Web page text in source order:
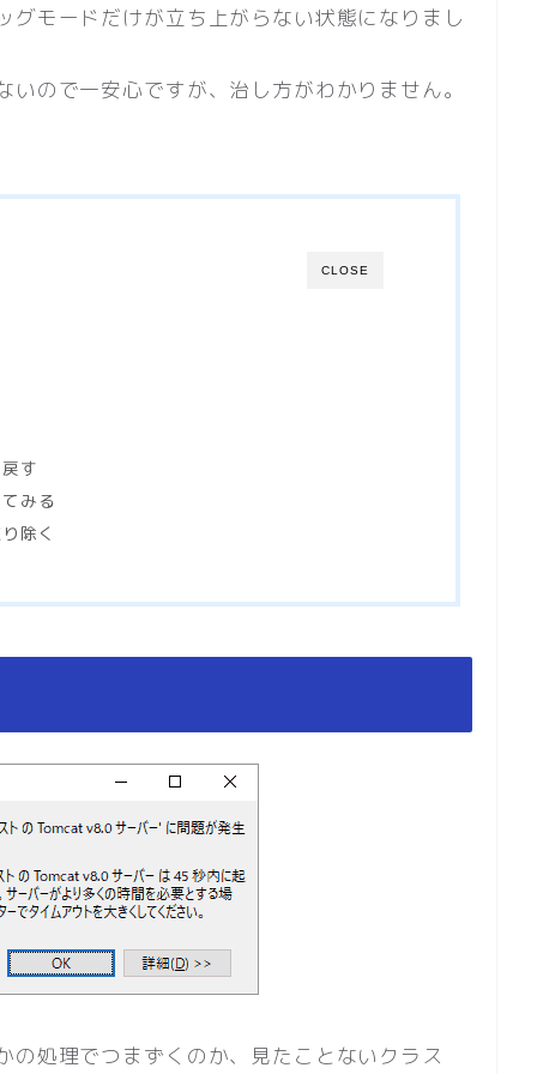
モードだけが立ち上がらない状態になりまし
ので一安心ですが、治し方がわかりません。
CLOSE
す
みる
除く
処理でつまずくのか、見たことないクラス